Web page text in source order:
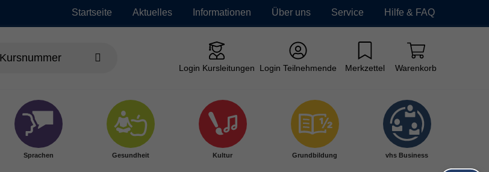
Startseite Aktuelles Informationen Über uns Service Hilfe & FAQ
Login Kursleitungen Login Teilnehmende Merkzettel Warenkorb
Sprachen Gesundheit Kultur Grundbildung vhs Business